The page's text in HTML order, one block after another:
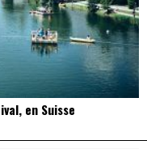
en Suisse